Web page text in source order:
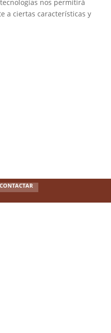
nos permitirá
a ciertas características y
CONTACTAR